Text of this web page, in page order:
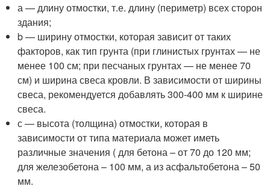
а — длину отмостки, т.е. длину (периметр) всех сторон
здания;
b — ширину отмостки, которая зависит от таких
факторов, как тип грунта (при глинистых грунтах — не
менее 100 см; при песчаных грунтах — не менее 70
см) и ширина свеса кровли. В зависимости от ширины
свеса, рекомендуется добавлять 300-400 мм к ширине
свеса.
с — высота (толщина) отмостки, которая в
зависимости от типа материала может иметь
различные значения ( для бетона – от 70 до 120 мм;
для железобетона – 100 мм, а из асфальтобетона – 50
мм.